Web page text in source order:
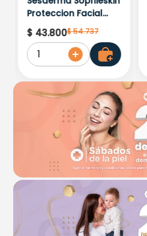
Proteccion Facial
Kids Hypoallergenic
Spf 500 Moisturising
$ 43.800$54.737
1